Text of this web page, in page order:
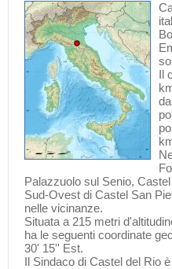
Il
Palazzuolo sul Senio,
Sud-Ovest di Castel San
nelle vicinanze.
Situata a 215 metri
ha le seguenti coordinate
30' 15'' Est.
Il Sindaco di Castel del Rio